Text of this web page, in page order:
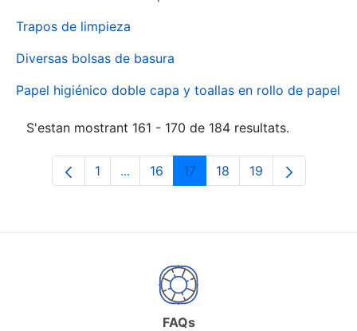
Trapos de limpieza
Diversas bolsas de basura
Papel higiénico doble capa y toallas en rollo de papel
S'estan mostrant 161 - 170 de 184 resultats.
Pàgina
1 ...Pàgines intermèdies Utilitzeu TAB per
Pàgina
16 Pàgina
17 Pàgina
18 Pàgina
19
FAQs